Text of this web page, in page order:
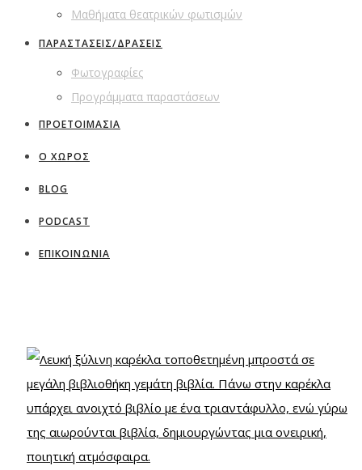
Μαθήματα θεατρικών φωτισμών
ΠΑΡΑΣΤΑΣΕΙΣ/ΔΡΑΣΕΙΣ
Φωτογραφίες
Προγράμματα παραστάσεων
ΠΡΟΕΤΟΙΜΑΣΙΑ
Ο ΧΩΡΟΣ
BLOG
PODCAST
ΕΠΙΚΟΙΝΩΝΙΑ